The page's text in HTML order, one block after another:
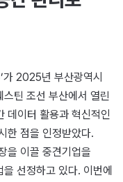
가 2025년 부산광역시
틴 조선 부산에서 열린
데이터 활용과 혁신적인
한 점을 인정받았다.
을 이끌 중견기업을
선정하고 있다. 이번에